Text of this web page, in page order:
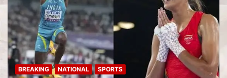
BREAKING NATIONAL SPORTS